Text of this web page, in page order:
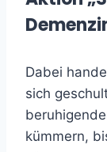
Dabei
sich
kümmern,